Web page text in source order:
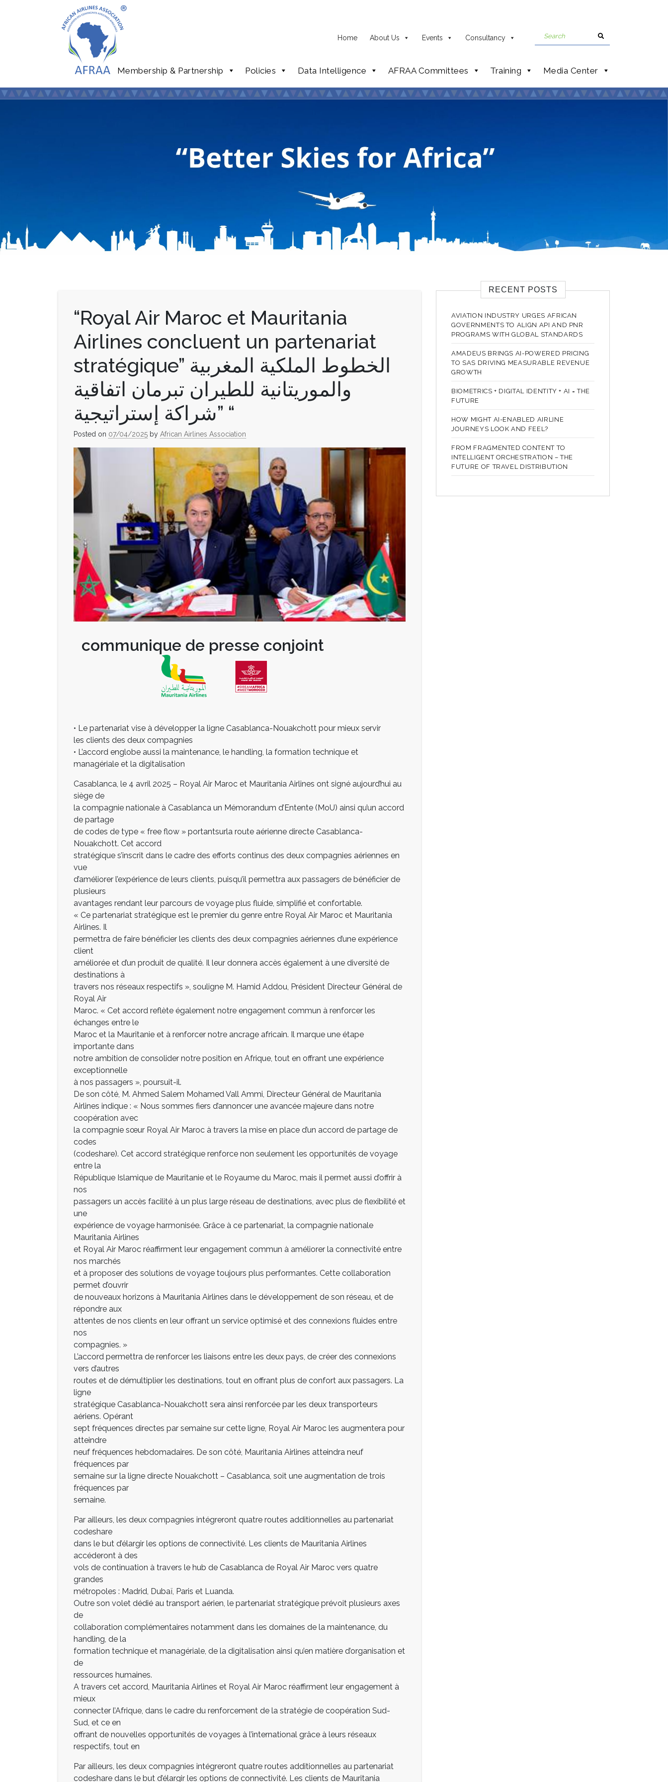
Home About Us Events Consultancy
Membership & Partnership Policies Data Intelligence AFRAA Committees Training Media Center
“Royal Air Maroc et Mauritania
Airlines concluent un partenariat
stratégique” الخطوط الملكية المغربية
والموريتانية للطيران تبرمان اتفاقية
شراكة إستراتيجية” “
Posted on 07/04/2025 by African Airlines Association
communique de presse conjoint
• Le partenariat vise à développer la ligne Casablanca-Nouakchott pour mieux servir
les clients des deux compagnies
• L’accord englobe aussi la maintenance, le handling, la formation technique et
managériale et la digitalisation
Casablanca, le 4 avril 2025 – Royal Air Maroc et Mauritania Airlines ont signé aujourd’hui au
siège de
la compagnie nationale à Casablanca un Mémorandum d’Entente (MoU) ainsi qu’un accord
de partage
de codes de type « free flow » portantsurla route aérienne directe Casablanca-
Nouakchott. Cet accord
stratégique s’inscrit dans le cadre des efforts continus des deux compagnies aériennes en
vue
d’améliorer l’expérience de leurs clients, puisqu’il permettra aux passagers de bénéficier de
plusieurs
avantages rendant leur parcours de voyage plus fluide, simplifié et confortable.
« Ce partenariat stratégique est le premier du genre entre Royal Air Maroc et Mauritania
Airlines. Il
permettra de faire bénéficier les clients des deux compagnies aériennes d’une expérience
client
améliorée et d’un produit de qualité. Il leur donnera accès également à une diversité de
destinations à
travers nos réseaux respectifs », souligne M. Hamid Addou, Président Directeur Général de
Royal Air
Maroc. « Cet accord reflète également notre engagement commun à renforcer les
échanges entre le
Maroc et la Mauritanie et à renforcer notre ancrage africain. Il marque une étape
importante dans
notre ambition de consolider notre position en Afrique, tout en offrant une expérience
exceptionnelle
à nos passagers », poursuit-il.
De son côté, M. Ahmed Salem Mohamed Vall Ammi, Directeur Général de Mauritania
Airlines indique : « Nous sommes fiers d’annoncer une avancée majeure dans notre
coopération avec
la compagnie sœur Royal Air Maroc à travers la mise en place d’un accord de partage de
codes
(codeshare). Cet accord stratégique renforce non seulement les opportunités de voyage
entre la
République Islamique de Mauritanie et le Royaume du Maroc, mais il permet aussi d’offrir à
nos
passagers un accès facilité à un plus large réseau de destinations, avec plus de flexibilité et
une
expérience de voyage harmonisée. Grâce à ce partenariat, la compagnie nationale
Mauritania Airlines
et Royal Air Maroc réaffirment leur engagement commun à améliorer la connectivité entre
nos marchés
et à proposer des solutions de voyage toujours plus performantes. Cette collaboration
permet d’ouvrir
de nouveaux horizons à Mauritania Airlines dans le développement de son réseau, et de
répondre aux
attentes de nos clients en leur offrant un service optimisé et des connexions fluides entre
nos
compagnies. »
L’accord permettra de renforcer les liaisons entre les deux pays, de créer des connexions
vers d’autres
routes et de démultiplier les destinations, tout en offrant plus de confort aux passagers. La
ligne
stratégique Casablanca-Nouakchott sera ainsi renforcée par les deux transporteurs
aériens. Opérant
sept fréquences directes par semaine sur cette ligne, Royal Air Maroc les augmentera pour
atteindre
neuf fréquences hebdomadaires. De son côté, Mauritania Airlines atteindra neuf
fréquences par
semaine sur la ligne directe Nouakchott – Casablanca, soit une augmentation de trois
fréquences par
semaine.
Par ailleurs, les deux compagnies intégreront quatre routes additionnelles au partenariat
codeshare
dans le but d’élargir les options de connectivité. Les clients de Mauritania Airlines
accéderont à des
vols de continuation à travers le hub de Casablanca de Royal Air Maroc vers quatre
grandes
métropoles : Madrid, Dubaï, Paris et Luanda.
Outre son volet dédié au transport aérien, le partenariat stratégique prévoit plusieurs axes
de
collaboration complémentaires notamment dans les domaines de la maintenance, du
handling, de la
formation technique et managériale, de la digitalisation ainsi qu’en matière d’organisation et
de
ressources humaines.
A travers cet accord, Mauritania Airlines et Royal Air Maroc réaffirment leur engagement à
mieux
connecter l’Afrique, dans le cadre du renforcement de la stratégie de coopération Sud-
Sud, et ce en
offrant de nouvelles opportunités de voyages à l’international grâce à leurs réseaux
respectifs, tout en
Par ailleurs, les deux compagnies intégreront quatre routes additionnelles au partenariat
codeshare dans le but d’élargir les options de connectivité. Les clients de Mauritania
RECENT POSTS
AVIATION INDUSTRY URGES AFRICAN
GOVERNMENTS TO ALIGN API AND PNR
PROGRAMS WITH GLOBAL STANDARDS
AMADEUS BRINGS AI-POWERED PRICING
TO SAS DRIVING MEASURABLE REVENUE
GROWTH
BIOMETRICS + DIGITAL IDENTITY + AI = THE
FUTURE
HOW MIGHT AI-ENABLED AIRLINE
JOURNEYS LOOK AND FEEL?
FROM FRAGMENTED CONTENT TO
INTELLIGENT ORCHESTRATION – THE
FUTURE OF TRAVEL DISTRIBUTION